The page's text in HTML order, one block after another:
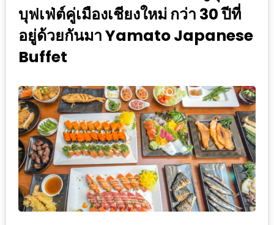
งาน
เดียว
ที่
ครบ
ช้อป
ชิ
ลล์
ชิม
ที่
HIMMA
MARKET
FESTIVAL
บุฟเฟ่ต์คู่เมืองเชียงใหม่ กว่า 30 ปีที่
อยู่ด้วยกันมา Yamato Japanese
Buffet